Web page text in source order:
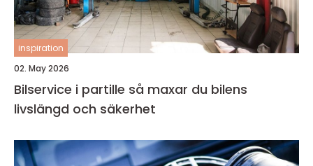
inspiration
02. May 2026
Bilservice i partille så maxar du bilens
livslängd och säkerhet